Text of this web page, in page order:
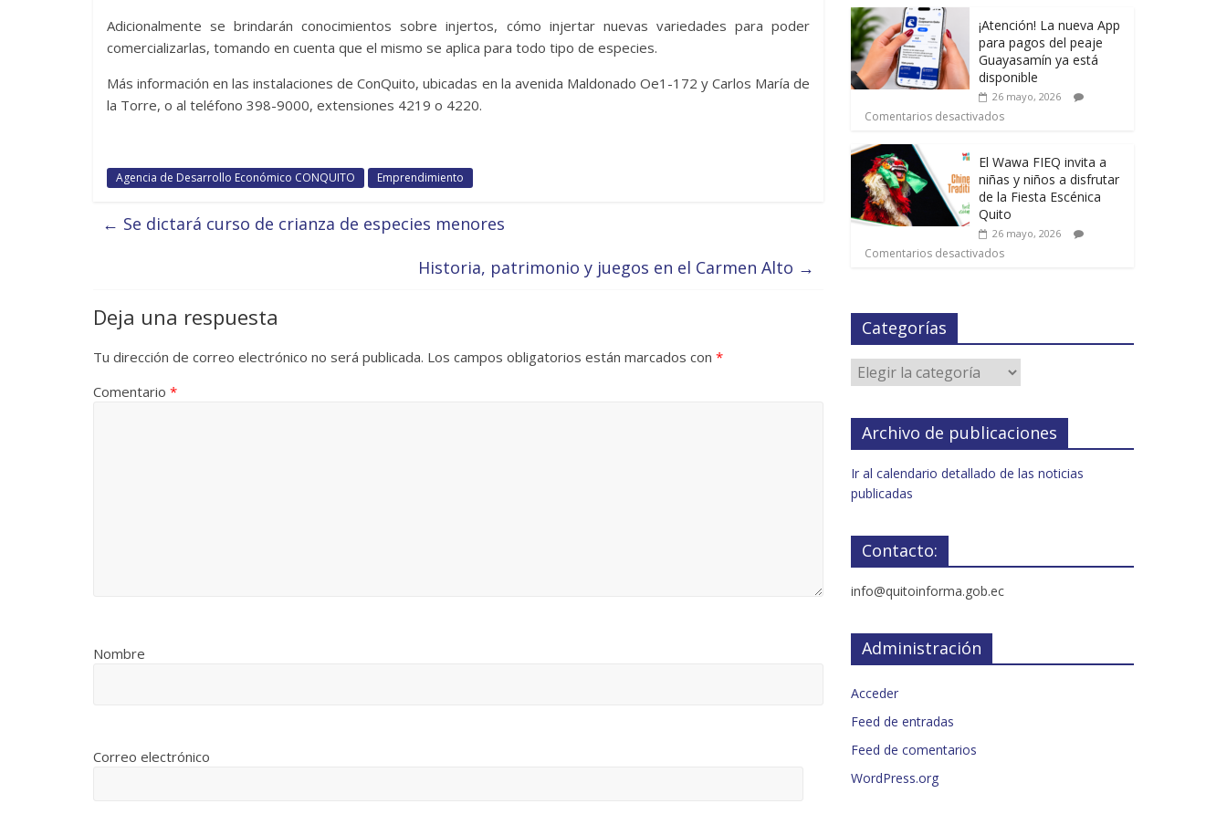
Adicionalmente se brindarán conocimientos sobre injertos, cómo injertar nuevas variedades para poder
comercializarlas, tomando en cuenta que el mismo se aplica para todo tipo de especies.
Más información en las instalaciones de ConQuito, ubicadas en la avenida Maldonado Oe1-172 y Carlos María de
la Torre, o al teléfono 398-9000, extensiones 4219 o 4220.
Agencia de Desarrollo Económico CONQUITO Emprendimiento
← Se dictará curso de crianza de especies menores
Historia, patrimonio y juegos en el Carmen Alto →
Deja una respuesta
Tu dirección de correo electrónico no será publicada. Los campos obligatorios están marcados con *
Comentario *
Nombre
Correo electrónico
¡Atención! La nueva App
para pagos del peaje
Guayasamín ya está
disponible
26 mayo, 2026
Comentarios desactivados
El Wawa FIEQ invita a
niñas y niños a disfrutar
de la Fiesta Escénica
Quito
26 mayo, 2026
Comentarios desactivados
Categorías
Archivo de publicaciones
Ir al calendario detallado de las noticias
publicadas
Contacto:
info@quitoinforma.gob.ec
Administración
Acceder
Feed de entradas
Feed de comentarios
WordPress.org